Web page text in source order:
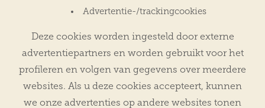
Advertentie-/trackingcookies
Deze cookies worden ingesteld door externe
advertentiepartners en worden gebruikt voor het
profileren en volgen van gegevens over meerdere
websites. Als u deze cookies accepteert, kunnen
we onze advertenties op andere websites tonen